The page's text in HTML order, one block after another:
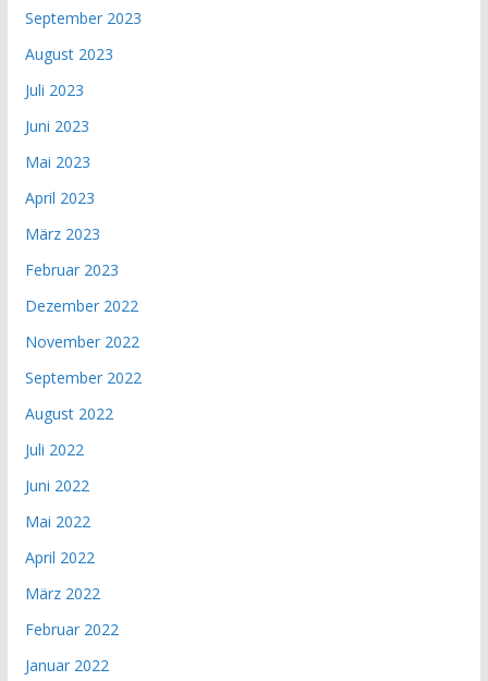
September 2023
August 2023
Juli 2023
Juni 2023
Mai 2023
April 2023
März 2023
Februar 2023
Dezember 2022
November 2022
September 2022
August 2022
Juli 2022
Juni 2022
Mai 2022
April 2022
März 2022
Februar 2022
Januar 2022